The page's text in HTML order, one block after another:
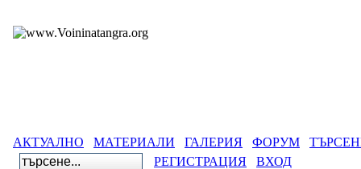
АКТУАЛНО МАТЕРИАЛИ ГАЛЕРИЯ ФОРУМ
РЕГИСТРАЦИЯ
ВХОД